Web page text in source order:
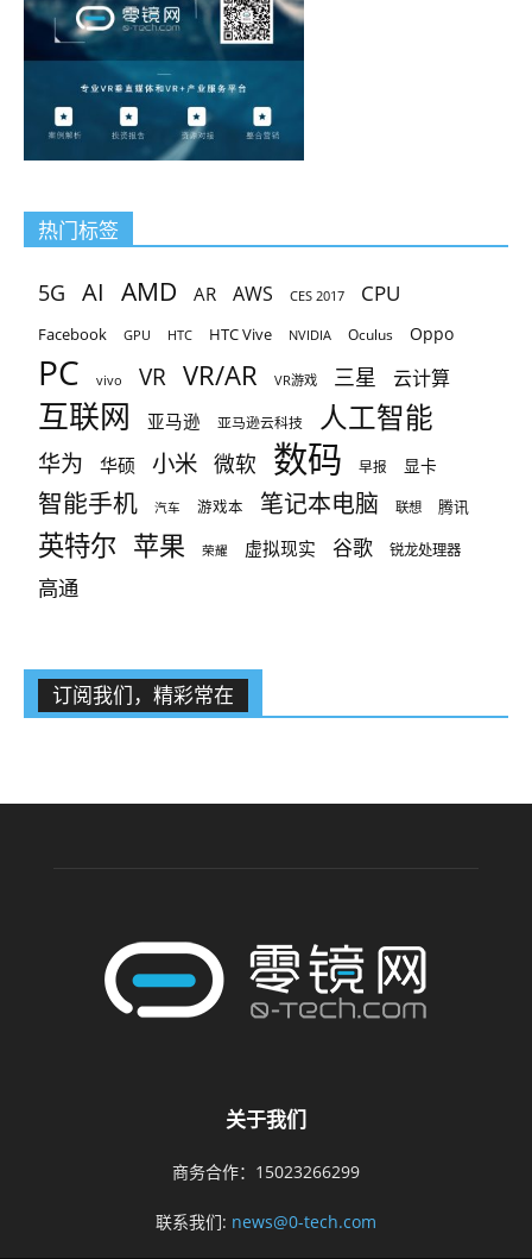
热门标签
5G AI AMD AR AWS CES 2017 CPU
Facebook GPU HTC HTC Vive NVIDIA Oculus Oppo
PC vivo VR VR/AR VR游戏 三星 云计算
互联网 亚马逊 亚马逊云科技 人工智能
华为 华硕 小米 微软 数码 早报 显卡
智能手机 汽车 游戏本 笔记本电脑 联想 腾讯
英特尔 苹果 荣耀 虚拟现实 谷歌 锐龙处理器
高通
订阅我们，精彩常在
关于我们
商务合作：15023266299
联系我们: news@0-tech.com